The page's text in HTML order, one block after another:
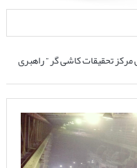
تحقیقات کاشی گر ” راهبری